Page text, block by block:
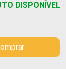
DISPONÍVEL